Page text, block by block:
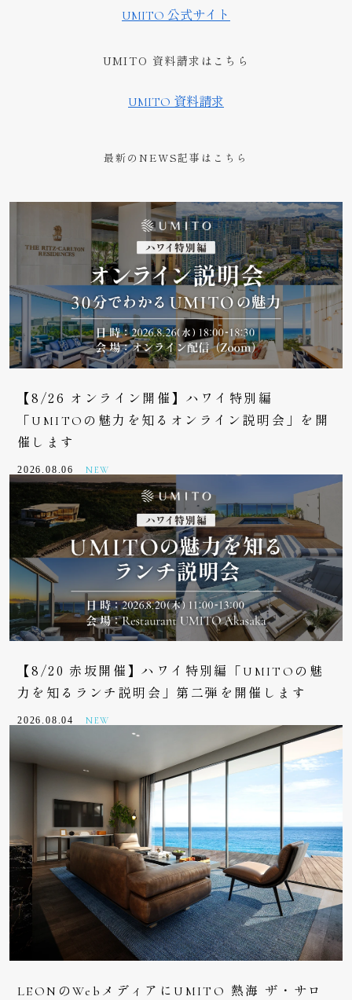
UMITO 公式サイト
UMITO 資料請求はこちら
UMITO 資料請求
最新のNEWS記事はこちら
【8/26 オンライン開催】ハワイ特別編
「UMITOの魅力を知るオンライン説明会」を開
催します
2026.08.06 NEW
【8/20 赤坂開催】ハワイ特別編「UMITOの魅
力を知るランチ説明会」第二弾を開催します
2026.08.04 NEW
LEONのWebメディアにUMITO 熱海 ザ・サロ